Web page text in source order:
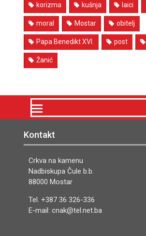
korizma kušnja laici
moral Mostar obitelj
Papa Benedikt XVI. post
Žanić
Kontakt
Crkva na kamenu
Nadbiskupa Čule b.b.
88000 Mostar
Tel. +387 36 326-336
E-mail: cnak@tel.net.ba